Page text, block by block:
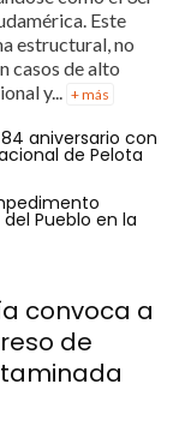
Este
estructural, no
casos de alto
y... + más
aniversario con
de Pelota
Pueblo en la
convoca a
de